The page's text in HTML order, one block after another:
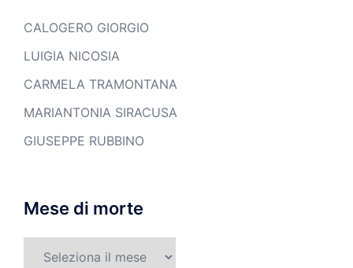
CALOGERO GIORGIO
LUIGIA NICOSIA
CARMELA TRAMONTANA
MARIANTONIA SIRACUSA
GIUSEPPE RUBBINO
Mese di morte